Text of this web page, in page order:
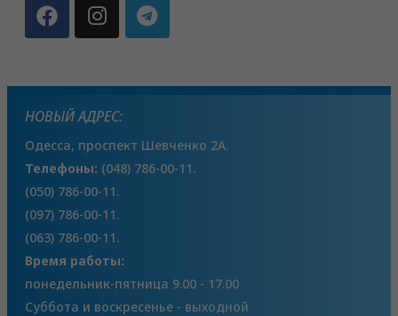
НОВЫЙ АДРЕС:
Одесса, проспект Шевченко 2А.
Телефоны: (048) 786-00-11.
(050) 786-00-11.
(097) 786-00-11.
(063) 786-00-11.
Время работы:
понедельник-пятница 9.00 - 17.00
Суббота и воскресенье - выходной